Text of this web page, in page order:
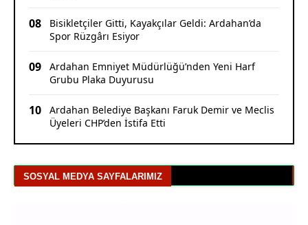
08
Bisikletçiler Gitti, Kayakçılar Geldi: Ardahan’da
Spor Rüzgârı Esiyor
09
Ardahan Emniyet Müdürlüğü’nden Yeni Harf
Grubu Plaka Duyurusu
10
Ardahan Belediye Başkanı Faruk Demir ve Meclis
Üyeleri CHP’den İstifa Etti
SOSYAL MEDYA SAYFALARIMIZ